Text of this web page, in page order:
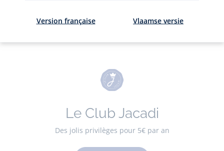
Le Club Jacadi
Des jolis privilèges pour 5€ par an
Version française Vlaamse versie